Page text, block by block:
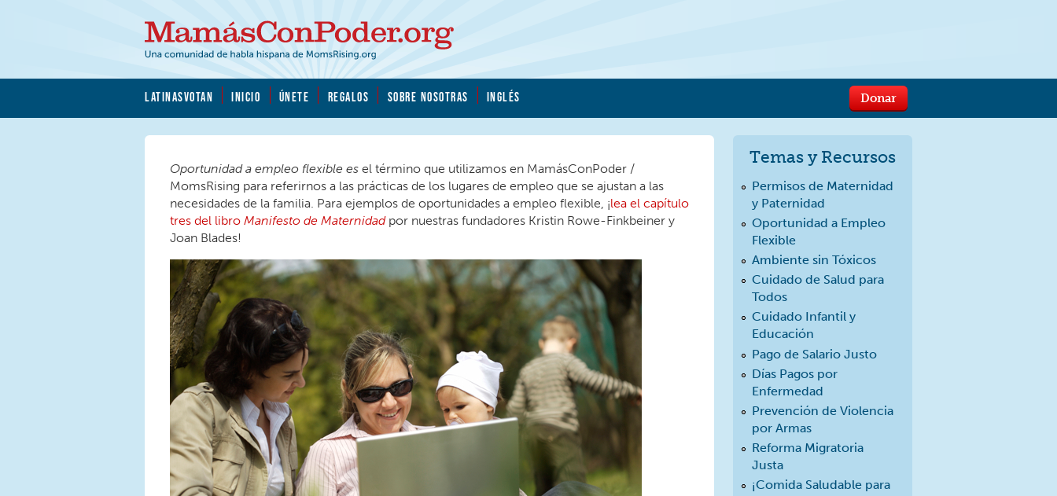
MamásConPoder.org
LATINASVOTAN INICIO ÚNETE REGALOS SOBRE NOSOTRAS INGLÉS Donar
Oportunidad a empleo flexible es el término que utilizamos en MamásConPoder /
MomsRising para referirnos a las prácticas de los lugares de empleo que se ajustan a las
necesidades de la familia. Para ejemplos de oportunidades a empleo flexible, ¡lea el capítulo
tres del libro Manifesto de Maternidadpor nuestras fundadores Kristin Rowe-Finkbeiner y
Joan Blades!
Temas y Recursos
Permisos de Maternidad
y Paternidad
Oportunidad a Empleo
Flexible
Ambiente sin Tóxicos
Cuidado de Salud para
Todos
Cuidado Infantil y
Educación
Pago de Salario Justo
Días Pagos por
Enfermedad
Prevención de Violencia
por Armas
Reforma Migratoria
Justa
¡Comida Saludable para